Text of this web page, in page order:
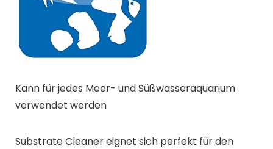
Kann für jedes Meer- und Süßwasseraquarium
verwendet werden
Substrate Cleaner eignet sich perfekt für den